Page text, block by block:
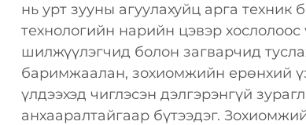
нь урт зууны агуулахуйц арга техник
технологийн нарийн цэвэр хослолоос
шилжүүлэгчид болон загварчид
баримжаалан, зохиомжийн ерөнхий
үлдээхэд чиглэсэн дэлгэрэнгүй
анхааралтайгаар бүтээдэг.